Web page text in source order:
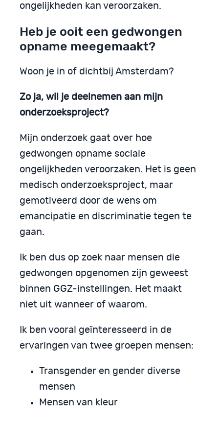
ongelijkheden kan veroorzaken.
Heb je ooit een gedwongen
opname meegemaakt?
Woon je in of dichtbij Amsterdam?
Zo ja, wil je deelnemen aan mijn
onderzoeksproject?
Mijn onderzoek gaat over hoe
gedwongen opname sociale
ongelijkheden veroorzaken. Het is geen
medisch onderzoeksproject, maar
gemotiveerd door de wens om
emancipatie en discriminatie tegen te
gaan.
Ik ben dus op zoek naar mensen die
gedwongen opgenomen zijn geweest
binnen GGZ-instellingen. Het maakt
niet uit wanneer of waarom.
Ik ben vooral geïnteresseerd in de
ervaringen van twee groepen mensen:
Transgender en gender diverse
mensen
Mensen van kleur